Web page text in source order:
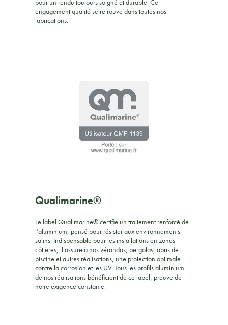
pour un rendu toujours soigné et durable. Cet
engagement qualité se retrouve dans toutes nos
fabrications.
Qualimarine®
Le label Qualimarine® certifie un traitement renforcé de
l’aluminium, pensé pour résister aux environnements
salins. Indispensable pour les installations en zones
côtières, il assure à nos vérandas, pergolas, abris de
piscine et autres réalisations, une protection optimale
contre la corrosion et les UV. Tous les profils aluminium
de nos réalisations bénéficient de ce label, preuve de
notre exigence constante.